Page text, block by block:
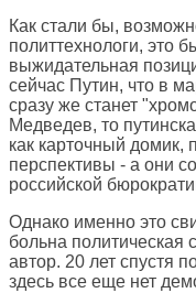
Как стали бы,
политтехнологи, это
выжидательная
сейчас Путин, что в
сразу же станет
Медведев, то
как карточный домик,
перспективы - а они
российской
Однако именно это
больна политическая
автор. 20 лет спустя
здесь все еще нет